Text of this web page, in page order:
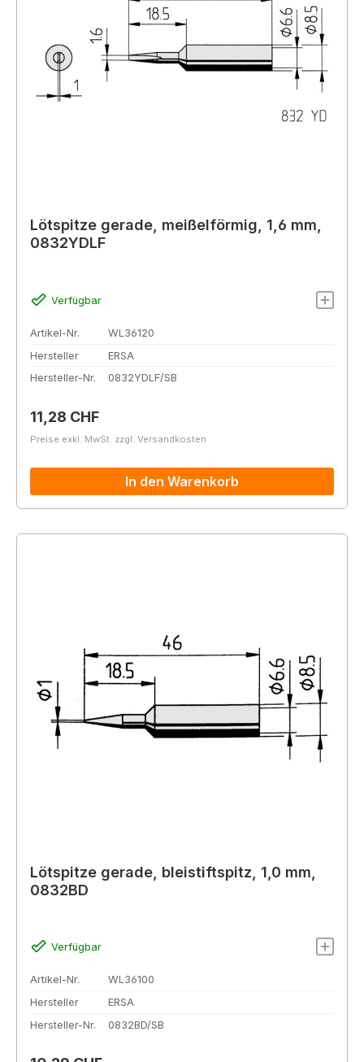
Lötspitze gerade, meißelförmig, 1,6 mm,
0832YDLF
Verfügbar
Artikel-Nr.
WL36120
Hersteller
ERSA
Hersteller-Nr.
0832YDLF/SB
Regulärer Preis:
11,28 CHF
Preise exkl. MwSt. zzgl. Versandkosten
In den Warenkorb
Lötspitze gerade, bleistiftspitz, 1,0 mm,
0832BD
Verfügbar
Artikel-Nr.
WL36100
Hersteller
ERSA
Hersteller-Nr.
0832BD/SB